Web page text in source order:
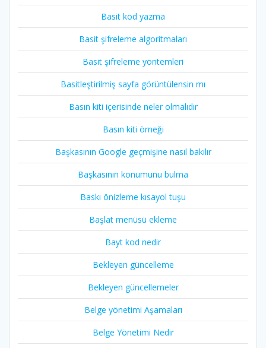
Basit kod yazma
Basit şifreleme algoritmaları
Basit şifreleme yöntemleri
Basitleştirilmiş sayfa görüntülensin mı
Basın kiti içerisinde neler olmalıdır
Basın kiti örneği
Başkasının Google geçmişine nasıl bakılır
Başkasının konumunu bulma
Baskı önizleme kısayol tuşu
Başlat menüsü ekleme
Bayt kod nedir
Bekleyen güncelleme
Bekleyen güncellemeler
Belge yönetimi Aşamaları
Belge Yönetimi Nedir